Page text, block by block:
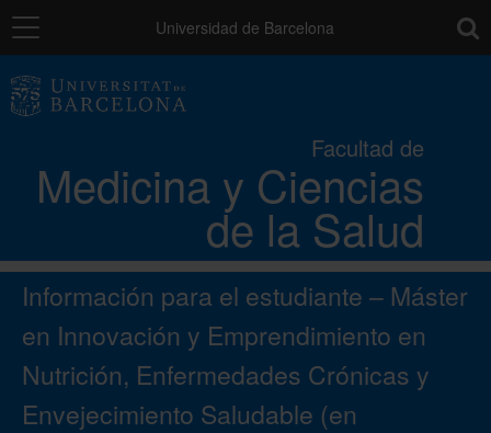
Navegación Universidad de Barcelona
Facultad de
Medicina y Ciencias
de la Salud
Los campus
Docencia
Investigación
Movilidad
Información para el estudiante – Máster
en Innovación y Emprendimiento en
Nutrición, Enfermedades Crónicas y
Envejecimiento Saludable (en